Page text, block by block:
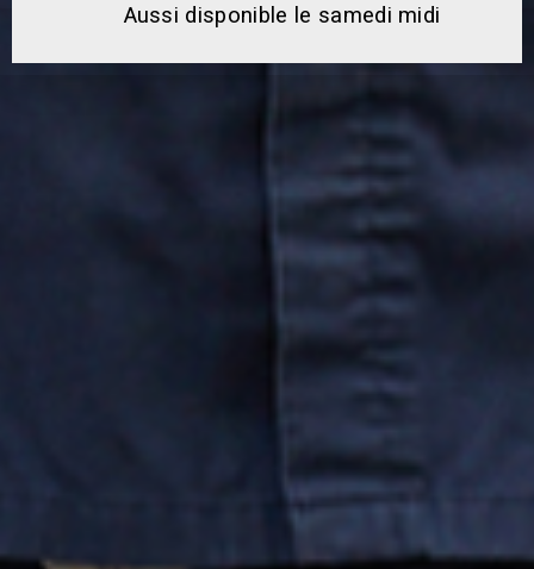
Aussi disponible le samedi midi